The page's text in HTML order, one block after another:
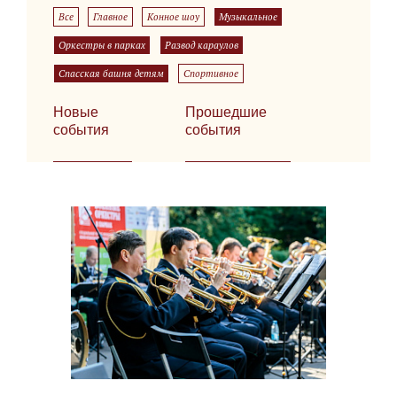
Все Главное Конное шоу Музыкальное
Оркестры в парках Развод караулов
Спасская башня детям Спортивное
Новые
события
Прошедшие
события